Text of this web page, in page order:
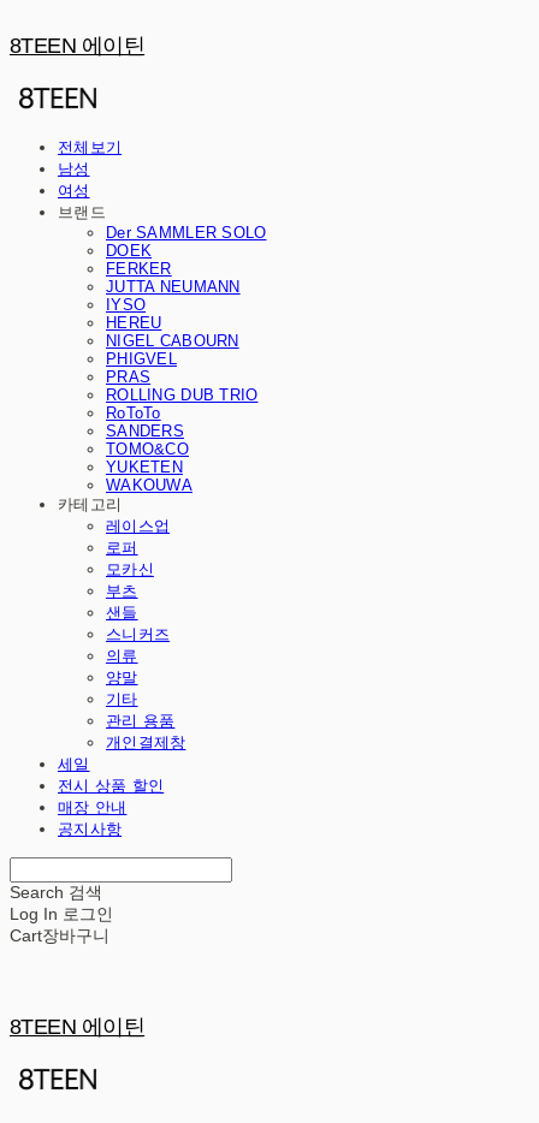
8TEEN 에이틴
전체보기
남성
여성
브랜드
Der SAMMLER SOLO
DOEK
FERKER
JUTTA NEUMANN
IYSO
HEREU
NIGEL CABOURN
PHIGVEL
PRAS
ROLLING DUB TRIO
RoToTo
SANDERS
TOMO&CO
YUKETEN
WAKOUWA
카테고리
레이스업
로퍼
모카신
부츠
샌들
스니커즈
의류
양말
기타
관리 용품
개인결제창
세일
전시 상품 할인
매장 안내
공지사항
Search 검색
Log In 로그인
Cart장바구니
8TEEN 에이틴